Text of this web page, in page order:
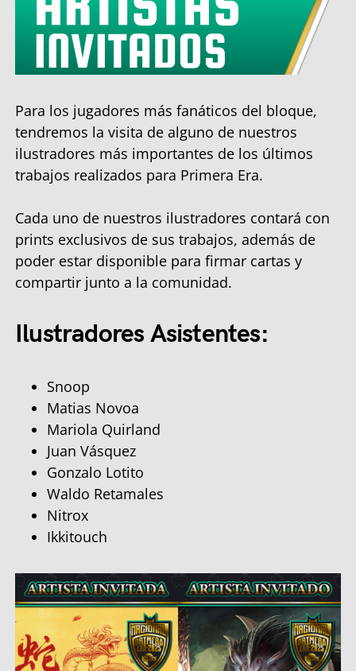
Para los jugadores más fanáticos del bloque,
tendremos la visita de alguno de nuestros
ilustradores más importantes de los últimos
trabajos realizados para Primera Era.
Cada uno de nuestros ilustradores contará con
prints exclusivos de sus trabajos, además de
poder estar disponible para firmar cartas y
compartir junto a la comunidad.
Ilustradores Asistentes:
Snoop
Matias Novoa
Mariola Quirland
Juan Vásquez
Gonzalo Lotito
Waldo Retamales
Nitrox
Ikkitouch